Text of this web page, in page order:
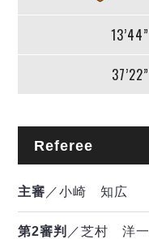
13’44”
37’22”
Referee
主審 ／小崎 知広
第2審判 ／芝村 洋一